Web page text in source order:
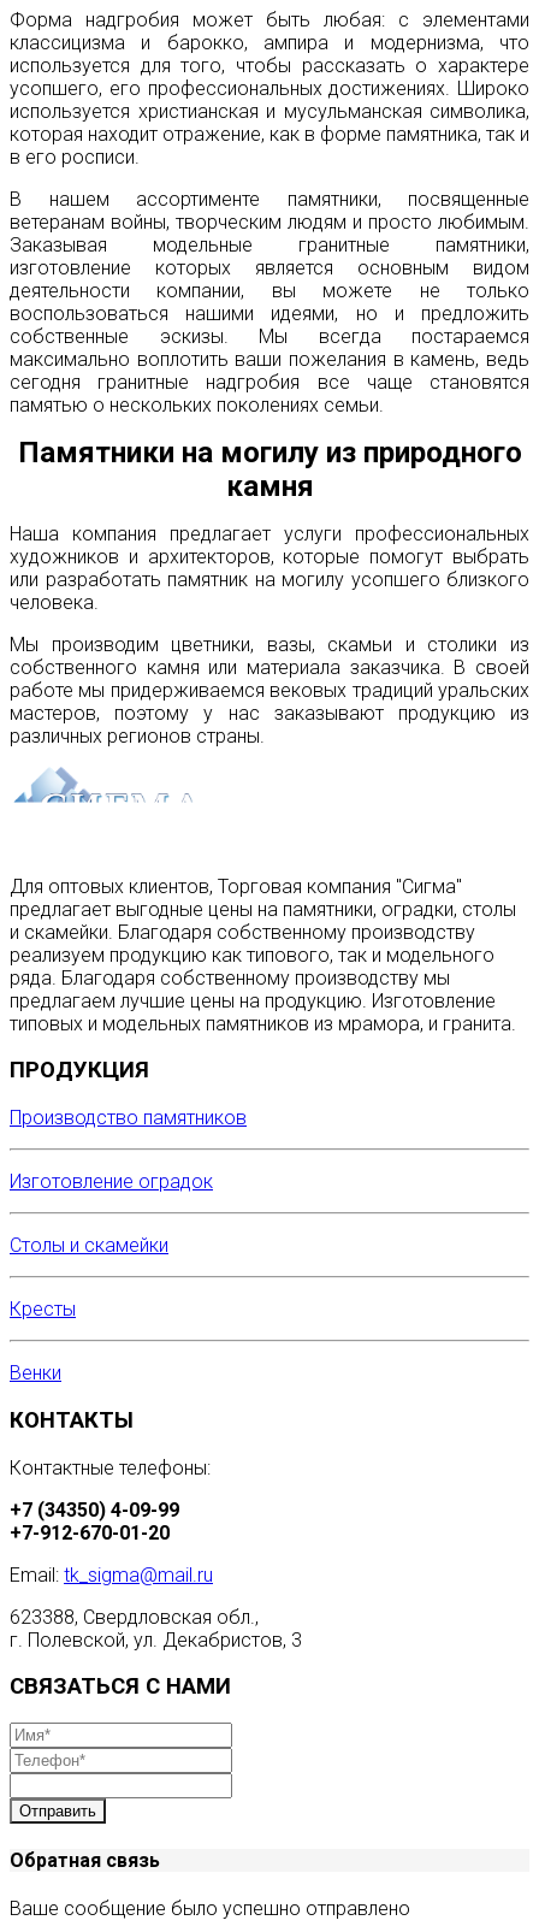
Форма надгробия может быть любая: с элементами
классицизма и барокко, ампира и модернизма, что
используется для того, чтобы рассказать о характере
усопшего, его профессиональных достижениях. Широко
используется христианская и мусульманская символика,
которая находит отражение, как в форме памятника, так и
в его росписи.
В нашем ассортименте памятники, посвященные
ветеранам войны, творческим людям и просто любимым.
Заказывая модельные гранитные памятники,
изготовление которых является основным видом
деятельности компании, вы можете не только
воспользоваться нашими идеями, но и предложить
собственные эскизы. Мы всегда постараемся
максимально воплотить ваши пожелания в камень, ведь
сегодня гранитные надгробия все чаще становятся
памятью о нескольких поколениях семьи.
Памятники на могилу из природного
камня
Наша компания предлагает услуги профессиональных
художников и архитекторов, которые помогут выбрать
или разработать памятник на могилу усопшего близкого
человека.
Мы производим цветники, вазы, скамьи и столики из
собственного камня или материала заказчика. В своей
работе мы придерживаемся вековых традиций уральских
мастеров, поэтому у нас заказывают продукцию из
различных регионов страны.
Для оптовых клиентов, Торговая компания "Сигма"
предлагает выгодные цены на памятники, оградки, столы
и скамейки. Благодаря собственному производству
реализуем продукцию как типового, так и модельного
ряда. Благодаря собственному производству мы
предлагаем лучшие цены на продукцию. Изготовление
типовых и модельных памятников из мрамора, и гранита.
ПРОДУКЦИЯ
Производство памятников
Изготовление оградок
Столы и скамейки
Кресты
Венки
КОНТАКТЫ
Контактные телефоны:
+7 (34350) 4-09-99
+7-912-670-01-20
Email: tk_sigma@mail.ru
623388, Свердловская обл.,
г. Полевской, ул. Декабристов, 3
СВЯЗАТЬСЯ С НАМИ
Отправить
Обратная связь
Ваше сообщение было успешно отправлено